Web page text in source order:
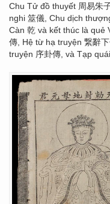
Chu Tử đồ thuyết 周易朱
nghi 筮儀, Chu dịch
Càn 乾 và kết thúc là quẻ
傳, Hệ từ hạ truyện 繋辭
truyện 序卦傳, và Tạp